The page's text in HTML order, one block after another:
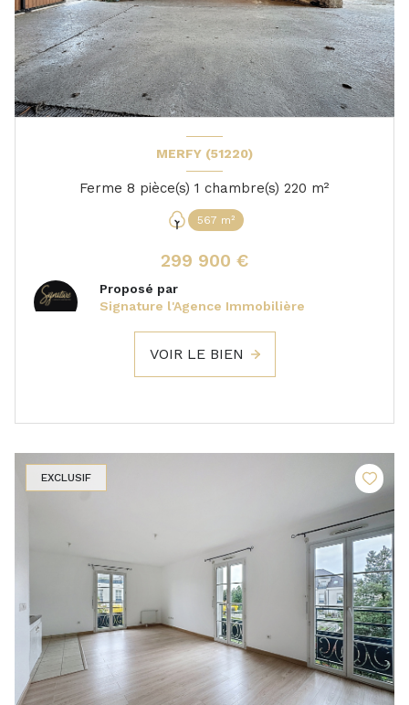
MERFY (51220)
Ferme 8 pièce(s) 1 chambre(s) 220 m²
567 m²
299 900 €
Proposé par
Signature l'Agence Immobilière
VOIR LE BIEN
EXCLUSIF